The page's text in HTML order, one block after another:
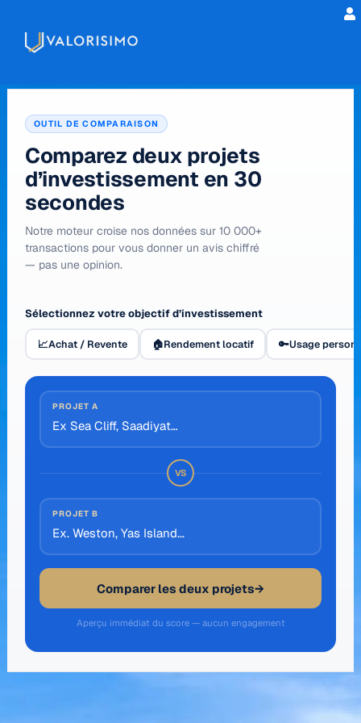
OUTIL DE COMPARAISON
Comparez deux projets
d’investissement en 30
secondes
Notre moteur croise nos données sur 10 000+
transactions pour vous donner un avis chiffré
— pas une opinion.
Votre objectif d’investissement
Sélectionnez votre objectif d’investissement
📈Achat / Revente 🏠Rendement locatif 🔑Usage
PROJET A
VS
PROJET B
Comparer les deux projets→
Aperçu immédiat du score — aucun engagement